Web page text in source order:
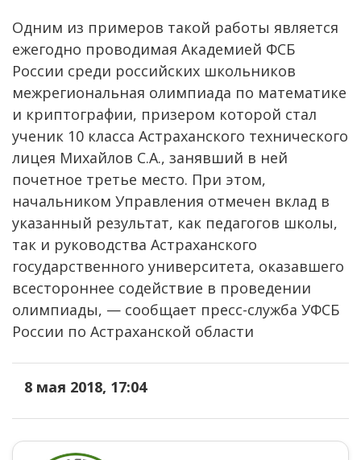
Одним из примеров такой работы является
ежегодно проводимая Академией ФСБ
России среди российских школьников
межрегиональная олимпиада по математике
и криптографии, призером которой стал
ученик 10 класса Астраханского технического
лицея Михайлов С.А., занявший в ней
почетное третье место. При этом,
начальником Управления отмечен вклад в
указанный результат, как педагогов школы,
так и руководства Астраханского
государственного университета, оказавшего
всестороннее содействие в проведении
олимпиады, — сообщает пресс-служба УФСБ
России по Астраханской области
8 мая 2018, 17:04